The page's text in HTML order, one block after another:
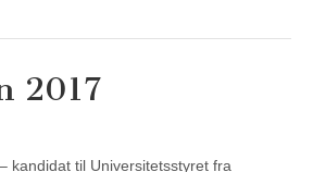
2017
kandidat til Universitetsstyret fra